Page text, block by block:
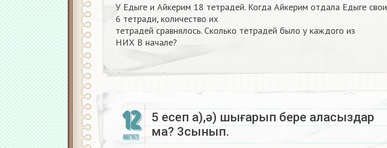
У Едыге и Айкерим 18 тетрадей. Когда Айкерим отдала Едыге свои
6 тетради, количество их
тетрадей сравнялось. Сколько тетрадей было у каждого из
НИХ В начале?​
12
АВГУСТ
5 есеп а),ә) шығарып бере аласыздар
ма? 3сынып.